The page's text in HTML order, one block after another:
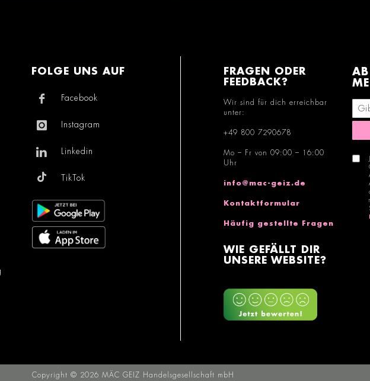
FOLGE UNS AUF
Facebook
Instagram
Linkedin
TikTok
FRAGEN ODER
FEEDBACK?
Wir sind für dich erreichbar
unter:
+49 800 7290678
Mo – Fr von 09:00 – 16:00
Uhr
info@mac-geiz.de
Kontaktformular
Häufig gestellte Fragen
WIE GEFÄLLT DIR
UNSERE WEBSITE?
E-
Copyright © 2026 MÄC GEIZ Handelsgesellschaft mbH